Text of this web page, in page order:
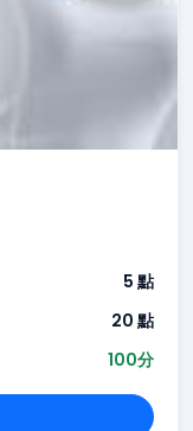
5 點
20 點
100分